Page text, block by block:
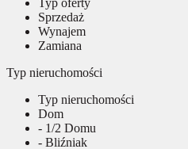
Sprzedaż
Wynajem
Zamiana
Typ nieruchomości
Typ nieruchomości
Dom
- 1/2 Domu
- Bliźniak